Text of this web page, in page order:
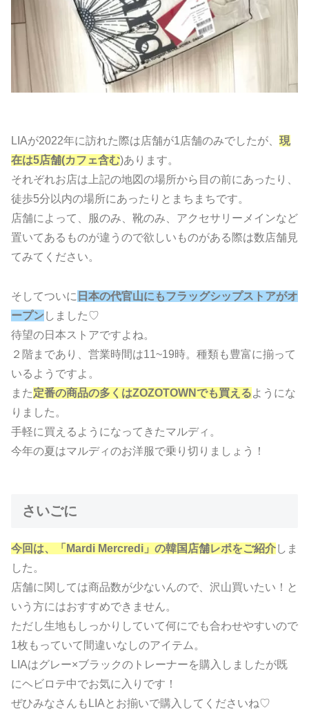
LIAが2022年に訪れた際は店舗が1店舗のみでしたが、 現
在は5店舗(カフェ含む)あります。
それぞれお店は上記の地図の場所から目の前にあったり、
徒歩5分以内の場所にあったりとまちまちです。
店舗によって、服のみ、靴のみ、アクセサリーメインなど
置いてあるものが違うので欲しいものがある際は数店舗見
てみてください。
そしてついに 日本の代官山にもフラッグシップストアがオ
ープン しました♡
待望の日本ストアですよね。
２階まであり、営業時間は11~19時。種類も豊富に揃って
いるようですよ。
また定番の商品の多くはZOZOTOWNでも買えるようにな
りました。
手軽に買えるようになってきたマルディ。
今年の夏はマルディのお洋服で乗り切りましょう！
さいごに
今回は、「Mardi Mercredi」の韓国店舗レポをご紹介しま
した。
店舗に関しては商品数が少ないんので、沢山買いたい！と
いう方にはおすすめできません。
ただし生地もしっかりしていて何にでも合わせやすいので
1枚もっていて間違いなしのアイテム。
LIAはグレー×ブラックのトレーナーを購入しましたが既
にヘビロテ中でお気に入りです！
ぜひみなさんもLIAとお揃いで購入してくださいね♡